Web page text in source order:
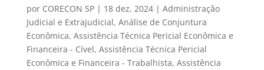
por CORECON SP| 18 dez, 2024| Administração
Judicial e Extrajudicial, Análise de Conjuntura
Econômica, Assistência Técnica Pericial Econômica e
Financeira - Cível, Assistência Técnica Pericial
Econômica e Financeira - Trabalhista, Assistência